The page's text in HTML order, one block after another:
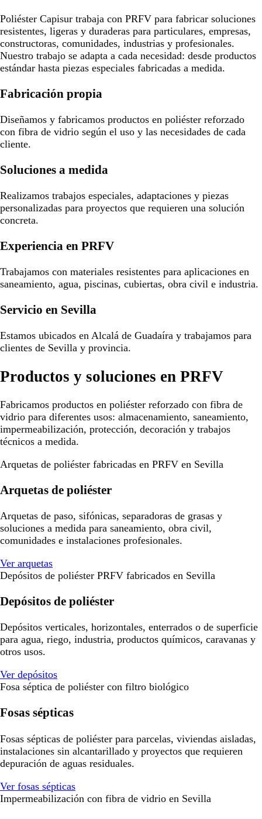
Poliéster Capisur trabaja con PRFV para fabricar soluciones
resistentes, ligeras y duraderas para particulares, empresas,
constructoras, comunidades, industrias y profesionales.
Nuestro trabajo se adapta a cada necesidad: desde productos
estándar hasta piezas especiales fabricadas a medida.
Fabricación propia
Diseñamos y fabricamos productos en poliéster reforzado
con fibra de vidrio según el uso y las necesidades de cada
cliente.
Soluciones a medida
Realizamos trabajos especiales, adaptaciones y piezas
personalizadas para proyectos que requieren una solución
concreta.
Experiencia en PRFV
Trabajamos con materiales resistentes para aplicaciones en
saneamiento, agua, piscinas, cubiertas, obra civil e industria.
Servicio en Sevilla
Estamos ubicados en Alcalá de Guadaíra y trabajamos para
clientes de Sevilla y provincia.
Productos y soluciones en PRFV
Fabricamos productos en poliéster reforzado con fibra de
vidrio para diferentes usos: almacenamiento, saneamiento,
impermeabilización, protección, decoración y trabajos
técnicos a medida.
Arquetas de poliéster fabricadas en PRFV en Sevilla
Arquetas de poliéster
Arquetas de paso, sifónicas, separadoras de grasas y
soluciones a medida para saneamiento, obra civil,
comunidades e instalaciones profesionales.
Ver arquetas
Depósitos de poliéster PRFV fabricados en Sevilla
Depósitos de poliéster
Depósitos verticales, horizontales, enterrados o de superficie
para agua, riego, industria, productos químicos, caravanas y
otros usos.
Ver depósitos
Fosa séptica de poliéster con filtro biológico
Fosas sépticas
Fosas sépticas de poliéster para parcelas, viviendas aisladas,
instalaciones sin alcantarillado y proyectos que requieren
depuración de aguas residuales.
Ver fosas sépticas
Impermeabilización con fibra de vidrio en Sevilla